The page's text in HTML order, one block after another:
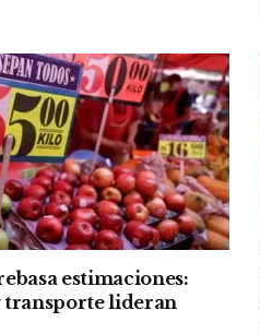
estimaciones:
transporte lideran